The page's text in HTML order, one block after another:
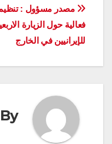
تصفّح
المقالات
مصدر مسؤول :
فعالية حول الزيارة
للإيرانيين في الخارج
By